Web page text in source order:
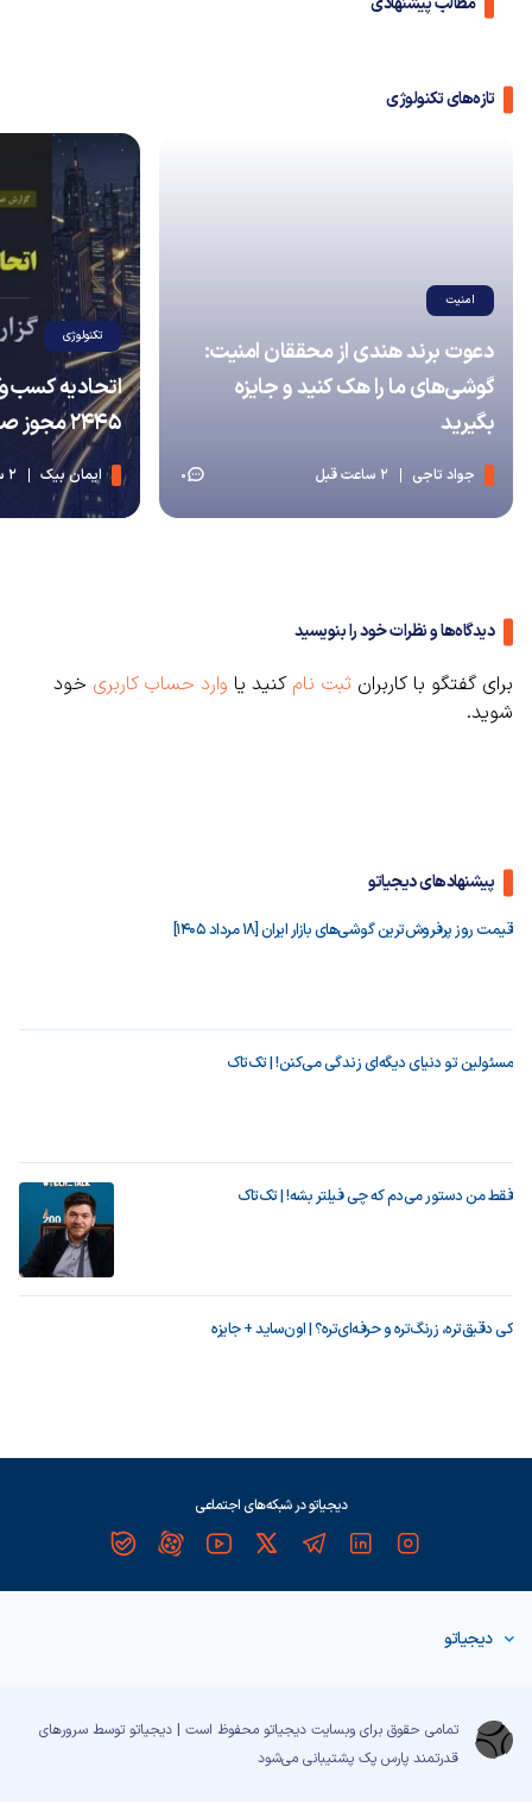
تازه‌های تکنولوژی
امنیت
دعوت برند هندی از محققان امنیت:
گوشی‌های ما را هک کنید و جایزه
بگیرید
جواد تاجی 2 ساعت قبل 0
تکنولوژی
اتحادیه
۲۴۴۵ مجوز صادر کرد
ایمان بیک 2 ساعت قبل
دیدگاه‌ها و نظرات خود را بنویسید
برای گفتگو با کاربران ثبت نام کنید یا وارد حساب کاربری خود
شوید.
پیشنهادهای دیجیاتو
قیمت روز پرفروش‌ترین گوشی‌های بازار ایران [18 مرداد 1405]
مسئولین تو دنیای دیگه‌ای زندگی می‌کنن! | تک‌تاک
فقط من دستور می‌دم که چی فیلتر بشه! | تک‌تاک
کی دقیق‌تره، زرنگ‌تره و حرفه‌ای‌تره؟ | اون‌ساید + جایزه
دیجیاتو در شبکه‌های اجتماعی
دیجیاتو
تمامی حقوق برای وبسایت دیجیاتو محفوظ است | دیجیاتو توسط سرورهای
قدرتمند پارس پک پشتیبانی می‌شود